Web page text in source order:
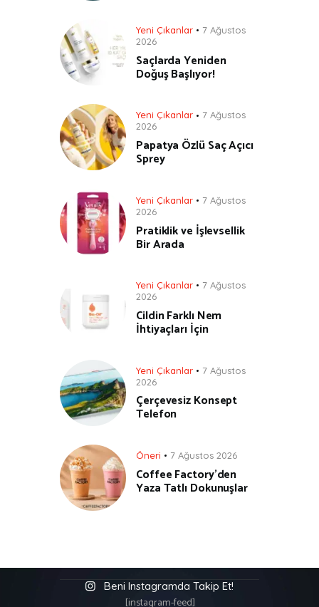
Yeni Çıkanlar
7 Ağustos
2026
Saçlarda Yeniden
Doğuş Başlıyor!
Yeni Çıkanlar
7 Ağustos
2026
Papatya Özlü Saç Açıcı
Sprey
Yeni Çıkanlar
7 Ağustos
2026
Pratiklik ve İşlevsellik
Bir Arada
Yeni Çıkanlar
7 Ağustos
2026
Cildin Farklı Nem
İhtiyaçları İçin
Yeni Çıkanlar
7 Ağustos
2026
Çerçevesiz Konsept
Telefon
Öneri 7 Ağustos 2026
Coffee Factory’den
Yaza Tatlı Dokunuşlar
Beni Instagramda Takip Et!
[instagram-feed]